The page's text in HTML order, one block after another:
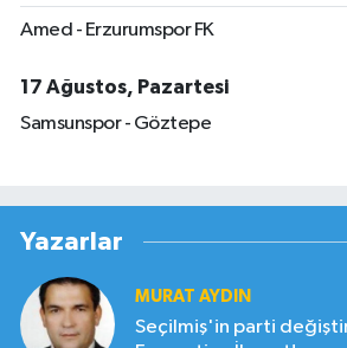
Amed - Erzurumspor FK
17 Ağustos, Pazartesi
Samsunspor - Göztepe
Yazarlar
MURAT AYDIN
Seçilmiş'in parti